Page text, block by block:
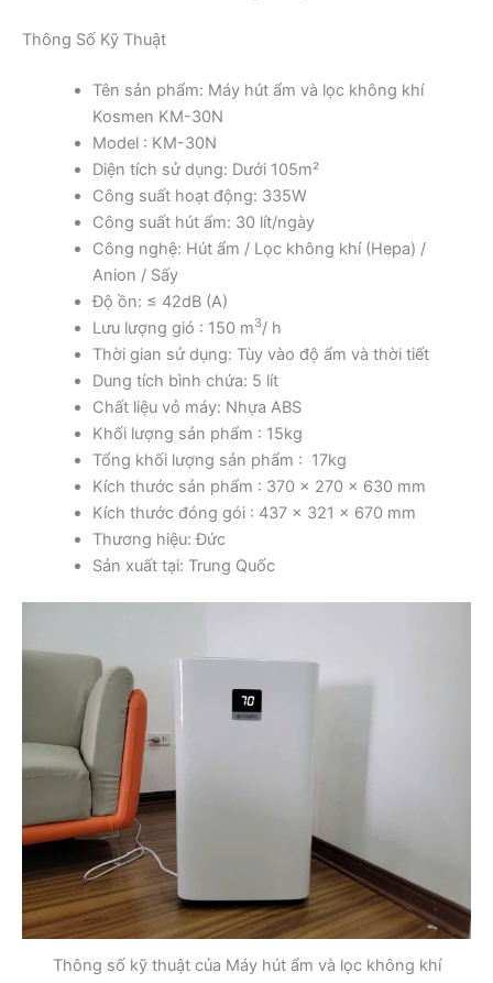
Thông Số Kỹ Thuật
Tên sản phẩm: Máy hút ẩm và lọc không khí
Kosmen KM-30N
Model : KM-30N
Diện tích sử dụng: Dưới 105m²
Công suất hoạt động: 335W
Công suất hút ẩm: 30 lít/ngày
Công nghệ: Hút ẩm / Lọc không khí (Hepa) /
Anion / Sấy
Độ ồn: ≤ 42dB (A)
Lưu lượng gió : 150 m3/ h
Thời gian sử dụng: Tùy vào độ ẩm và thời tiết
Dung tích bình chứa: 5 lít
Chất liệu vỏ máy: Nhựa ABS
Khối lượng sản phẩm : 15kg
Tổng khối lượng sản phẩm : 17kg
Kích thước sản phẩm : 370 x 270 x 630 mm
Kích thước đóng gói : 437 x 321 x 670 mm
Thương hiệu: Đức
Sản xuất tại: Trung Quốc
Thông số kỹ thuật của Máy hút ẩm và lọc không khí